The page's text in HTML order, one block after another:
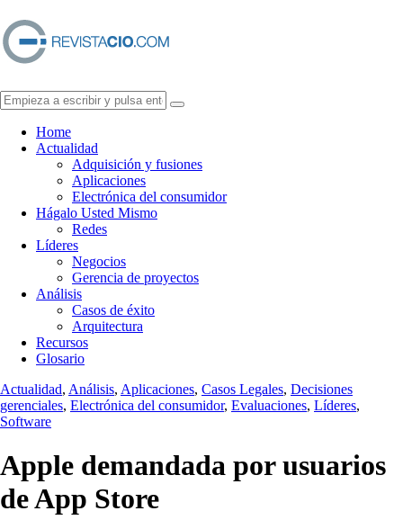
Home
Actualidad
Adquisición y fusiones
Aplicaciones
Electrónica del consumidor
Hágalo Usted Mismo
Redes
Líderes
Negocios
Gerencia de proyectos
Análisis
Casos de éxito
Arquitectura
Recursos
Glosario
Actualidad, Análisis, Aplicaciones, Casos Legales, Decisiones
gerenciales, Electrónica del consumidor, Evaluaciones, Líderes,
Software
Apple demandada por usuarios
de App Store